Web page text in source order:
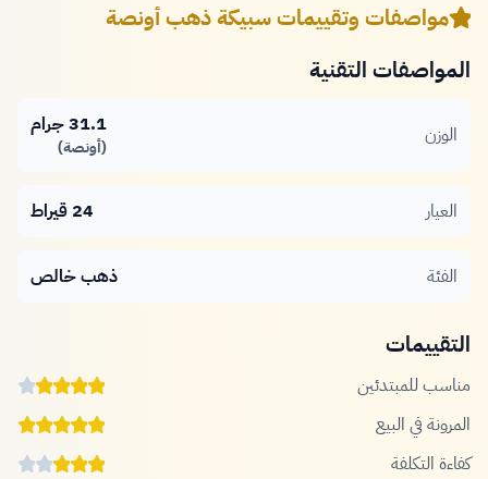
مواصفات وتقييمات سبيكة ذهب أونصة
المواصفات التقنية
الوزن 31.1 جرام
(أونصة)
العيار 24 قيراط
الفئة ذهب خالص
التقييمات
مناسب للمبتدئين
المرونة في البيع
كفاءة التكلفة